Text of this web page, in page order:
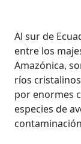
Al sur de
entre los
Amazónica,
ríos
por enormes
especies de